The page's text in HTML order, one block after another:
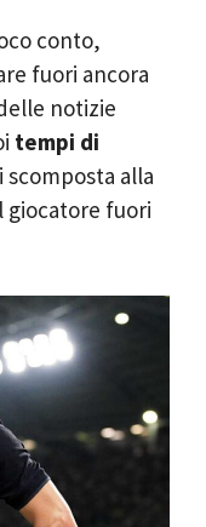
conto,
fuori ancora
notizie
tempi di
alla
giocatore fuori